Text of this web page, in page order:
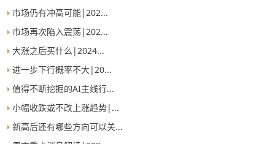
市场仍有冲高可能|202...
市场再次陷入震荡|202...
大涨之后买什么|2024...
进一步下行概率不大|20...
值得不断挖掘的AI主线行...
小幅收跌或不改上涨趋势|...
新高后还有哪些方向可以关...